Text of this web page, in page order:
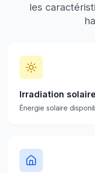
les
Irradiation
Énergie solaire